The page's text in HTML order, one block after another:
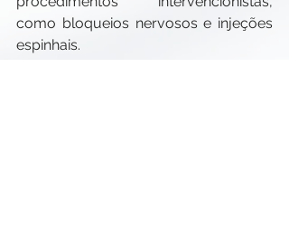
como bloqueios nervosos e injeções
espinhais.